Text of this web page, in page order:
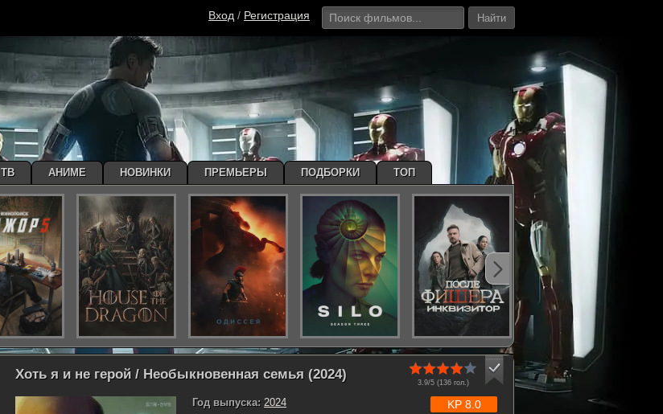
Вход / Регистрация Найти
Хоть я и не герой / Необыкновенная семья (2024)
3.9/5 (136гол.)
Год выпуска: 2024
KP 8.0
ТВ АНИМЕ НОВИНКИ ПРЕМЬЕРЫ ПОДБОРКИ ТОП